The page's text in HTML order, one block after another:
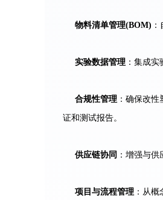
物料清单管理(BOM)
实验数据管理 ：集成
合规性管理 ：确保改
证和测试报告。
供应链协同 ：增强与
项目与流程管理 ：从